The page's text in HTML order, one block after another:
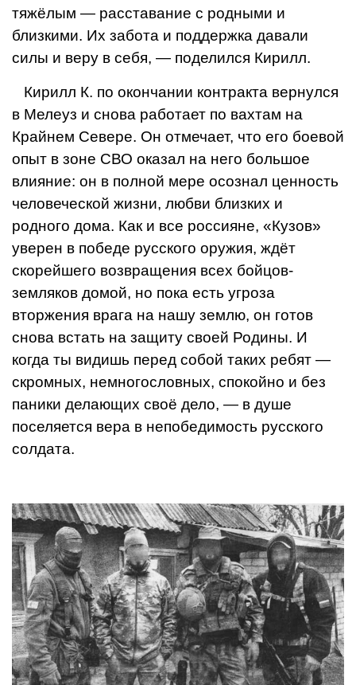
тяжёлым — расставание с родными и
близкими. Их забота и поддержка дава­ли
силы и веру в себя, — поделился Кирилл.
Кирилл К. по окончании контракта вер­нулся
в Мелеуз и снова работает по вах­там на
Крайнем Севере. Он отмечает, что его боевой
опыт в зоне СВО оказал на него большое
влияние: он в полной ме­ре осознал ценность
человеческой жизни, любви близких и
родного дома. Как и все россияне, «Кузов»
уверен в победе рус­ского оружия, ждёт
скорейшего возвраще­ния всех бойцов-
земляков домой, но пока есть угроза
вторжения врага на нашу зем­лю, он готов
снова встать на защиту своей Родины. И
когда ты видишь перед собой таких ребят —
скромных, немногословных, спокойно и без
паники делающих своё дело, — в душе
поселяется вера в непобе­димость русского
солдата.